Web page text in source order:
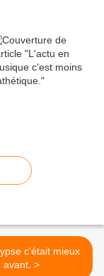
c'était mieux
avant. >